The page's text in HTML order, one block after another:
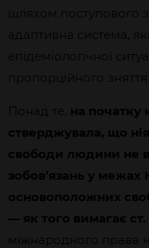
шляхом поступового
адаптивна система,
епідеміологічної
пропорційного
Понад те, на початку
стверджувала, що
свободи людини не
зобов’язань у межах
основоположних
— як того вимагає ст.
міжнародного права